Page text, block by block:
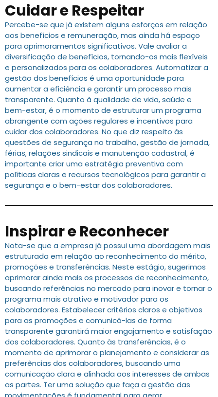
Cuidar e Respeitar
Percebe-se que já existem alguns esforços em relação
aos benefícios e remuneração, mas ainda há espaço
para aprimoramentos significativos. Vale avaliar a
diversificação de benefícios, tornando-os mais flexíveis
e personalizados para os colaboradores. Automatizar a
gestão dos benefícios é uma oportunidade para
aumentar a eficiência e garantir um processo mais
transparente. Quanto à qualidade de vida, saúde e
bem-estar, é o momento de estruturar um programa
abrangente com ações regulares e incentivos para
cuidar dos colaboradores. No que diz respeito às
questões de segurança no trabalho, gestão de jornada,
férias, relações sindicais e manutenção cadastral, é
importante criar uma estratégia preventiva com
políticas claras e recursos tecnológicos para garantir a
segurança e o bem-estar dos colaboradores.
Inspirar e Reconhecer
Nota-se que a empresa já possui uma abordagem mais
estruturada em relação ao reconhecimento do mérito,
promoções e transferências. Neste estágio, sugerimos
aprimorar ainda mais os processos de reconhecimento,
buscando referências no mercado para inovar e tornar o
programa mais atrativo e motivador para os
colaboradores. Estabelecer critérios claros e objetivos
para as promoções e comunicá-las de forma
transparente garantirá maior engajamento e satisfação
dos colaboradores. Quanto às transferências, é o
momento de aprimorar o planejamento e considerar as
preferências dos colaboradores, buscando uma
comunicação clara e alinhada aos interesses de ambas
as partes. Ter uma solução que faça a gestão das